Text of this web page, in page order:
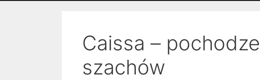
Caissa –
szachów